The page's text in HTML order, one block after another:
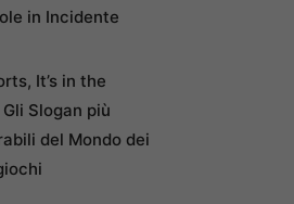
in Incidente
It’s in the
Gli Slogan più
del Mondo dei